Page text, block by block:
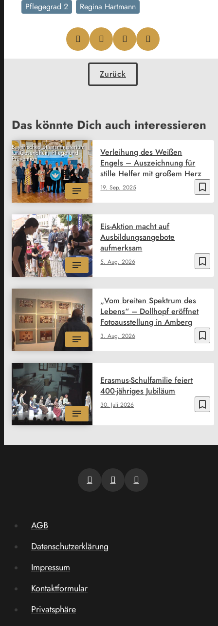
Pflegegrad 2
Regina Hartmann
Zurück
Das könnte Dich auch interessieren
Bayerisches Staatsministerium
für Gesundheit, Pflege und
Prävention
bookmark_border
19. Sep. 2025
Verleihung des Weißen
Engels – Auszeichnung für
stille Helfer mit großem Herz
bookmark_border
5. Aug. 2026
Eis-Aktion macht auf
Ausbildungsangebote
aufmerksam
bookmark_border
3. Aug. 2026
„Vom breiten Spektrum des
Lebens“ – Dollhopf eröffnet
Fotoausstellung in Amberg
bookmark_border
30. Juli 2026
Erasmus-Schulfamilie feiert
400-jähriges Jubiläum
AGB
Datenschutzerklärung
Impressum
Kontaktformular
Privatsphäre